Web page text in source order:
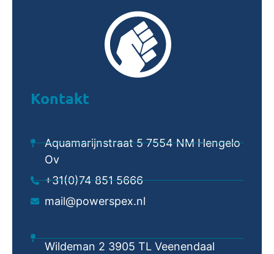
Kontakt
Aquamarijnstraat 5 7554 NM Hengelo
Ov
+31(0)74 851 5666
mail@powerspex.nl
Wildeman 2 3905 TL Veenendaal